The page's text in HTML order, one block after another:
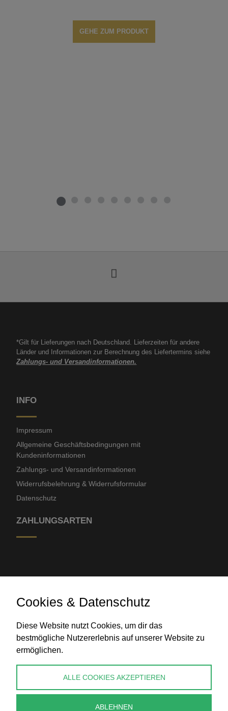
GEHE ZUM PRODUKT
*Gilt für Lieferungen nach Deutschland. Lieferzeiten für andere
Länder und Informationen zur Berechnung des Liefertermins siehe
Zahlungs- und Versandinformationen.
INFO
Impressum
Allgemeine Geschäftsbedingungen mit
Kundeninformationen
Zahlungs- und Versandinformationen
Widerrufsbelehrung & Widerrufsformular
Datenschutz
ZAHLUNGSARTEN
Banküberweisung
KONTAKT
info@perlenpresse.de
Cookies & Datenschutz
Diese Website nutzt Cookies, um dir das
bestmögliche Nutzererlebnis auf unserer Website zu
ermöglichen.
ALLE COOKIES AKZEPTIEREN
ABLEHNEN